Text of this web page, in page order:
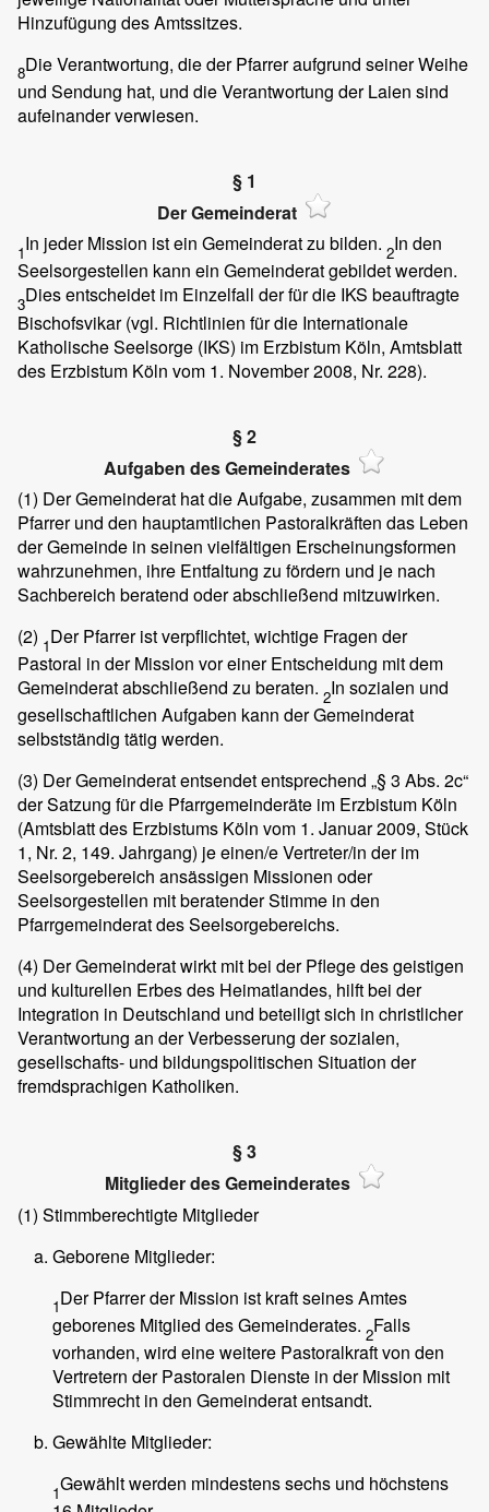
Hinzufügung des Amtssitzes.
8Die Verantwortung, die der Pfarrer aufgrund seiner Weihe
und Sendung hat, und die Verantwortung der Laien sind
aufeinander verwiesen.
§ 1
Der Gemeinderat
1In jeder Mission ist ein Gemeinderat zu bilden. 2In den
Seelsorgestellen kann ein Gemeinderat gebildet werden.
3Dies entscheidet im Einzelfall der für die IKS beauftragte
Bischofsvikar (vgl. Richtlinien für die Internationale
Katholische Seelsorge (IKS) im Erzbistum Köln, Amtsblatt
des Erzbistum Köln vom 1. November 2008, Nr. 228).
§ 2
Aufgaben des Gemeinderates
(1) Der Gemeinderat hat die Aufgabe, zusammen mit dem
Pfarrer und den hauptamtlichen Pastoralkräften das Leben
der Gemeinde in seinen vielfältigen Erscheinungsformen
wahrzunehmen, ihre Entfaltung zu fördern und je nach
Sachbereich beratend oder abschließend mitzuwirken.
(2) 1Der Pfarrer ist verpflichtet, wichtige Fragen der
Pastoral in der Mission vor einer Entscheidung mit dem
Gemeinderat abschließend zu beraten. 2In sozialen und
gesellschaftlichen Aufgaben kann der Gemeinderat
selbstständig tätig werden.
(3) Der Gemeinderat entsendet entsprechend „§ 3 Abs. 2c“
der Satzung für die Pfarrgemeinderäte im Erzbistum Köln
(Amtsblatt des Erzbistums Köln vom 1. Januar 2009, Stück
1, Nr. 2, 149. Jahrgang) je einen/e Vertreter/in der im
Seelsorgebereich ansässigen Missionen oder
Seelsorgestellen mit beratender Stimme in den
Pfarrgemeinderat des Seelsorgebereichs.
(4) Der Gemeinderat wirkt mit bei der Pflege des geistigen
und kulturellen Erbes des Heimatlandes, hilft bei der
Integration in Deutschland und beteiligt sich in christlicher
Verantwortung an der Verbesserung der sozialen,
gesellschafts- und bildungspolitischen Situation der
fremdsprachigen Katholiken.
§ 3
Mitglieder des Gemeinderates
(1) Stimmberechtigte Mitglieder
Geborene Mitglieder:
1Der Pfarrer der Mission ist kraft seines Amtes
geborenes Mitglied des Gemeinderates. 2Falls
vorhanden, wird eine weitere Pastoralkraft von den
Vertretern der Pastoralen Dienste in der Mission mit
Stimmrecht in den Gemeinderat entsandt.
Gewählte Mitglieder:
1Gewählt werden mindestens sechs und höchstens